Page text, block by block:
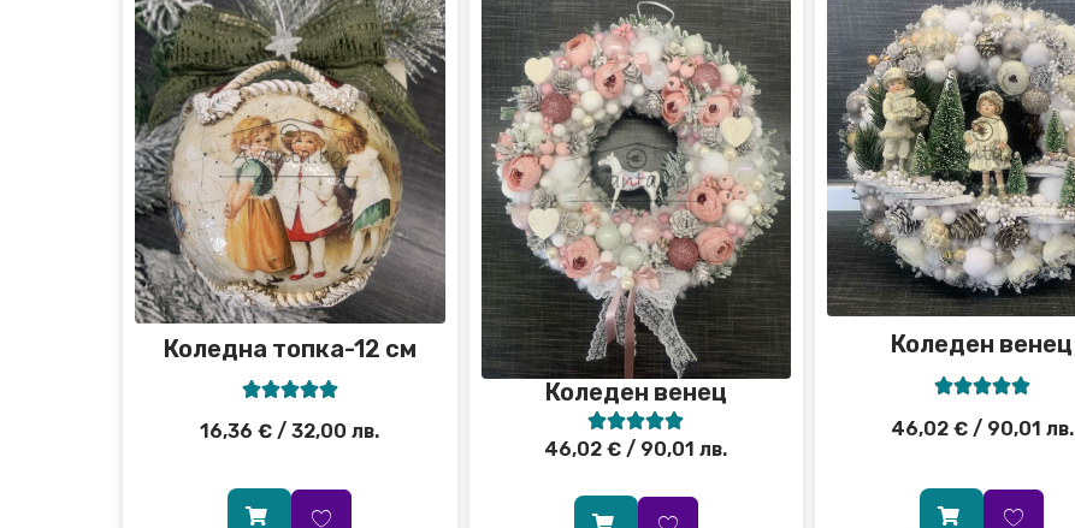
Коледна топка-12 см

16,36€ / 32,00 лв.
Коледен венец

46,02€ / 90,01 лв.
Коледен венец

46,02 €/ 90,01 лв.